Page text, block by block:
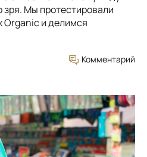
зря. Мы протестировали
Organic и делимся
Комментарий